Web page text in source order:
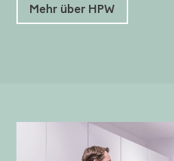
Mehr über HPW